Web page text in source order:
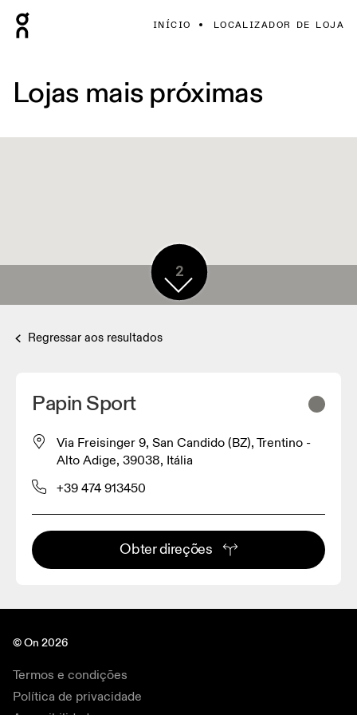
INÍCIO LOCALIZADOR DE LOJA
Lojas mais próximas
2
Regressar aos resultados
Papin Sport
Via Freisinger 9, San Candido (BZ), Trentino -
Alto Adige, 39038, Itália
+39 474 913450
Obter direções
© On 2026
Termos e condições
Política de privacidade